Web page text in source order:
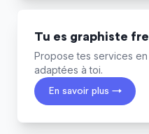
Tu es graphiste
Propose tes services
adaptées à toi.
En savoir plus →